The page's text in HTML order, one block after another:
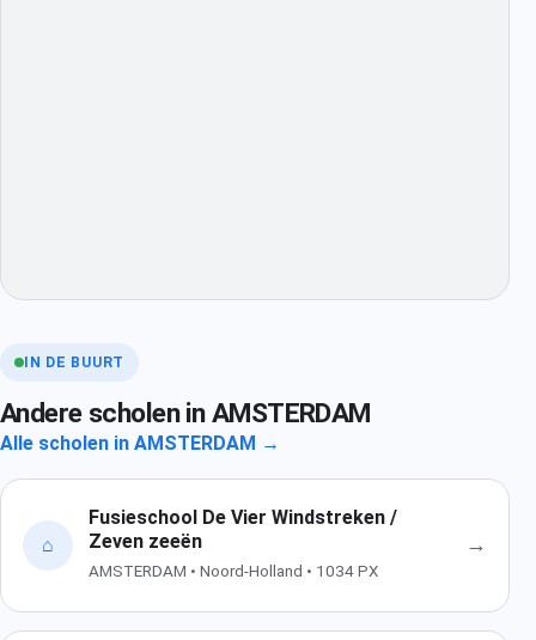
IN DE BUURT
Andere scholen in AMSTERDAM
Alle scholen in AMSTERDAM →
⌂
Fusieschool De Vier Windstreken /
Zeven zeeën
AMSTERDAM • Noord-Holland • 1034 PX
→